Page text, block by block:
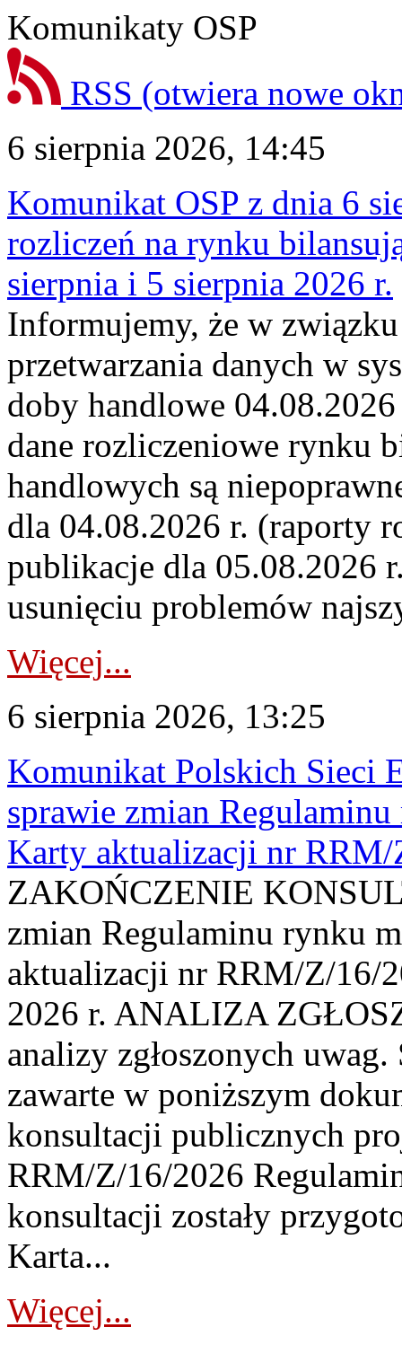
Komunikaty OSP
RSS (otwiera nowe
6 sierpnia 2026, 14:45
Komunikat OSP z dnia 6
rozliczeń na rynku
sierpnia i 5 sierpnia 2026 r.
Informujemy, że w
przetwarzania danych w
doby handlowe
dane rozliczeniowe rynku
handlowych są
dla 04.08.2026 r. (raporty
publikacje dla 05.08.2026
usunięciu problemów
Więcej...
6 sierpnia 2026, 13:25
Komunikat Polskich Sieci
sprawie zmian
Karty aktualizacji nr
ZAKOŃCZENIE
zmian Regulaminu rynku
aktualizacji nr RRM/Z/16/
2026 r. ANALIZA
analizy zgłoszonych
zawarte w poniższym
konsultacji publicznych
RRM/Z/16/2026
konsultacji zostały
Karta...
Więcej...